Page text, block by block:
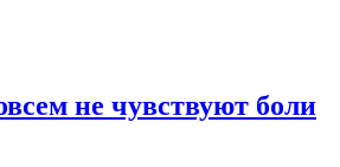
не чувствуют боли